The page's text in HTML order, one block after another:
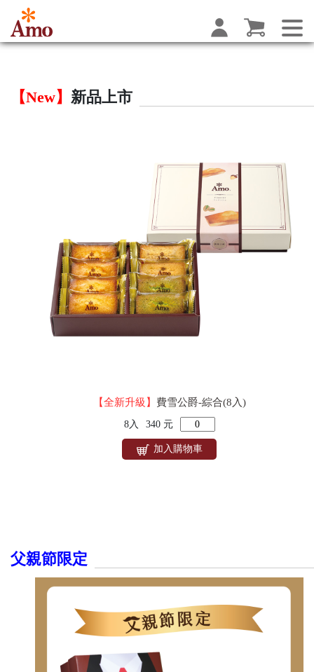
【New】 新品上市
【全新升級】 費雪公爵-綜合(8入)
8入 340 元
加入購物車
父親節限定